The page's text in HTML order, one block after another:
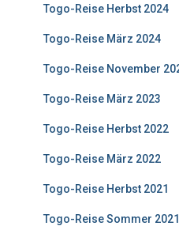
Togo-Reise Herbst 2024
Togo-Reise März 2024
Togo-Reise November
Togo-Reise März 2023
Togo-Reise Herbst 2022
Togo-Reise März 2022
Togo-Reise Herbst 2021
Togo-Reise Sommer 2021